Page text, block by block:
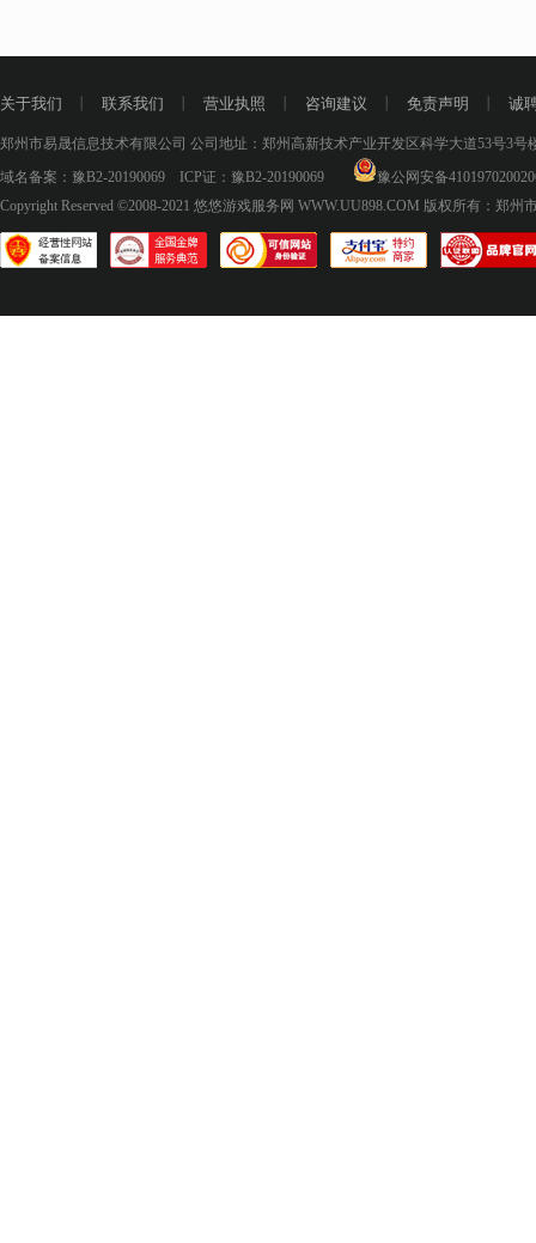
关于我们 联系我们 营业执照 咨询建议 免责声明 诚
郑州市易晟信息技术有限公司 公司地址：郑州高新技术产业开发区科学大道53号3号
域名备案： 豫B2-20190069 ICP证： 豫B2-20190069
豫公网安备
Copyright Reserved ©2008-2021 悠悠游戏服务网 WWW.UU898.COM 版权所有：郑州